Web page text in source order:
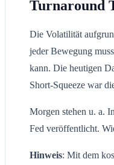
Turnaround
Die Volatilität
jeder Bewegung
kann. Die heutigen
Short-Squeeze war
Morgen stehen u. a.
Fed veröffentlicht.
Hinweis: Mit dem